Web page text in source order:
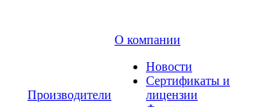
Производители
О компании
Новости
Сертификаты и
лицензии